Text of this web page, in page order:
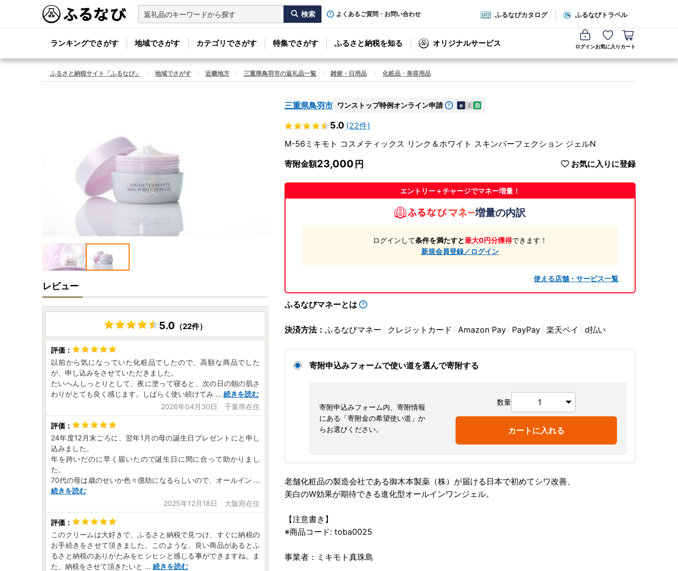
よくあるご質問・お問い合わせ ふるなびカタログ ふるなびトラベル
ランキングでさがす 地域でさがす カテゴリでさがす 特集でさがす ふるさと納税を知る オリジナルサービス ログインお気に入り カート
ふるさと納税サイト「ふるなび」 地域でさがす 近畿地方 三重県鳥羽市の返礼品一覧 雑貨・日用品 化粧品・美容用品
三重県鳥羽市 ワンストップ特例オンライン申請 e ま 自
5.0 (22件)
M-56ミキモト コスメティックス リンク＆ホワイト スキンパーフェクション ジェルN
寄附金額23,000 お気に入りに登録
エントリー＋チャージでマネー増量！
増量の内訳
ログインして条件を満たすと最大0円分獲得できます！
新規会員登録／ログイン
使える店舗・サービス一覧
ふるなびマネーとは
決済方法： ふるなびマネー クレジットカード Amazon Pay PayPay 楽天ペイ d払い
寄附申込みフォームで使い道を選んで寄附する
寄附申込みフォーム内、寄附情報
にある「寄附金の希望使い道」か
らお選びください。
数量
カートに入れる
老舗化粧品の製造会社である御木本製薬（株）が届ける日本で初めてシワ改善、
美白のW効果が期待できる進化型オールインワンジェル。
【注意書き】
※商品コード: toba0025
事業者：ミキモト真珠島
レビュー
5.0 （22件）
以前から気になっていた化粧品でしたので、高額な商品でした
が、申し込みをさせていただきました。
たいへんしっとりとして、夜に塗って寝ると、次の日の朝の肌さ
わりがとても良く感じます。しばらく使い続けてみ ... 続きを読む
2026年04月30日 千葉県在住
24年度12月末ごろに、翌年1月の母の誕生日プレゼントにと申し
込みました。
年を跨いだのに早く届いたので誕生日に間に合って助かりまし
た。
70代の母は歳のせいか色々億劫になるらしいので、オールイン ...
続きを読む
2025年12月18日 大阪府在住
このクリームは大好きで、ふるさと納税で見つけ、すぐに納税の
お手続きをさせて頂きました。このような、良い商品があるとふ
るさと納税のありがたみをヒシヒシと感じる事ができますね。ま
た、納税をさせて頂きたいと ... 続きを読む